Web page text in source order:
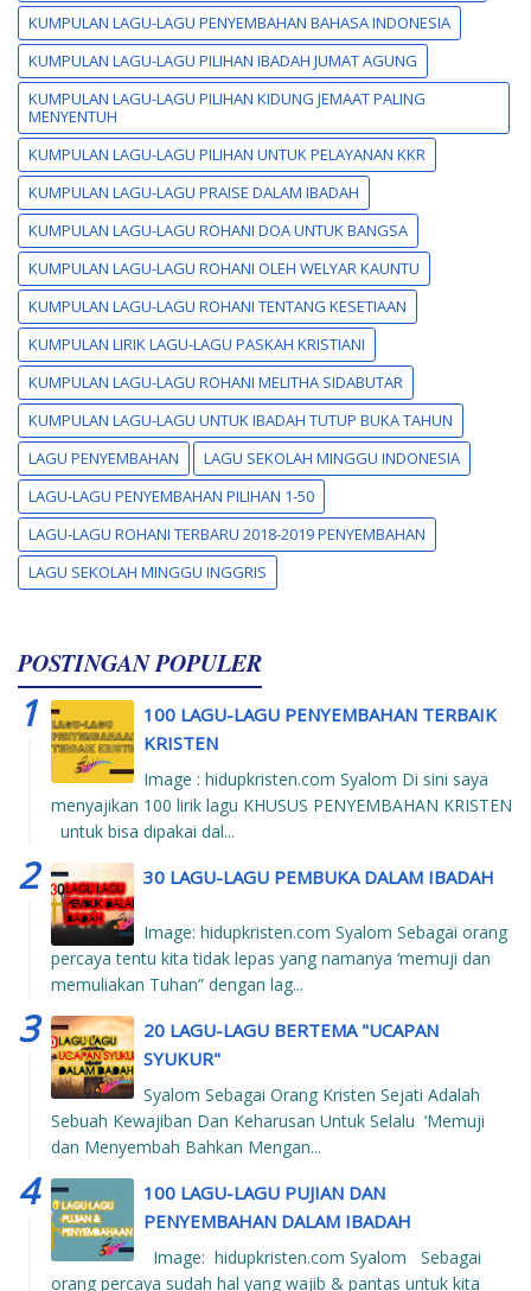
KUMPULAN LAGU-LAGU PENYEMBAHAN BAHASA INDONESIA
KUMPULAN LAGU-LAGU PILIHAN IBADAH JUMAT AGUNG
KUMPULAN LAGU-LAGU PILIHAN KIDUNG JEMAAT PALING
MENYENTUH
KUMPULAN LAGU-LAGU PILIHAN UNTUK PELAYANAN KKR
KUMPULAN LAGU-LAGU PRAISE DALAM IBADAH
KUMPULAN LAGU-LAGU ROHANI DOA UNTUK BANGSA
KUMPULAN LAGU-LAGU ROHANI OLEH WELYAR KAUNTU
KUMPULAN LAGU-LAGU ROHANI TENTANG KESETIAAN
KUMPULAN LIRIK LAGU-LAGU PASKAH KRISTIANI
KUMPULAN LAGU-LAGU ROHANI MELITHA SIDABUTAR
KUMPULAN LAGU-LAGU UNTUK IBADAH TUTUP BUKA TAHUN
LAGU PENYEMBAHAN
LAGU SEKOLAH MINGGU INDONESIA
LAGU-LAGU PENYEMBAHAN PILIHAN 1-50
LAGU-LAGU ROHANI TERBARU 2018-2019 PENYEMBAHAN
LAGU SEKOLAH MINGGU INGGRIS
POSTINGAN POPULER
100 LAGU-LAGU PENYEMBAHAN TERBAIK
KRISTEN
Image : hidupkristen.com Syalom Di sini saya
menyajikan 100 lirik lagu KHUSUS PENYEMBAHAN KRISTEN
untuk bisa dipakai dal...
30 LAGU-LAGU PEMBUKA DALAM IBADAH
Image: hidupkristen.com Syalom Sebagai orang
percaya tentu kita tidak lepas yang namanya ‘memuji dan
memuliakan Tuhan” dengan lag...
20 LAGU-LAGU BERTEMA "UCAPAN
SYUKUR"
Syalom Sebagai Orang Kristen Sejati Adalah
Sebuah Kewajiban Dan Keharusan Untuk Selalu ‘Memuji
dan Menyembah Bahkan Mengan...
100 LAGU-LAGU PUJIAN DAN
PENYEMBAHAN DALAM IBADAH
Image: hidupkristen.com Syalom Sebagai
orang percaya sudah hal yang wajib & pantas untuk kita